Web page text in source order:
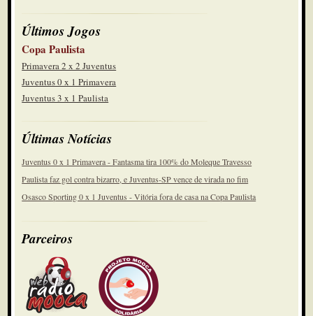
Últimos Jogos
Copa Paulista
Primavera 2 x 2 Juventus
Juventus 0 x 1 Primavera
Juventus 3 x 1 Paulista
Últimas Notícias
Juventus 0 x 1 Primavera - Fantasma tira 100% do Moleque Travesso
Paulista faz gol contra bizarro, e Juventus-SP vence de virada no fim
Osasco Sporting 0 x 1 Juventus - Vitória fora de casa na Copa Paulista
Parceiros